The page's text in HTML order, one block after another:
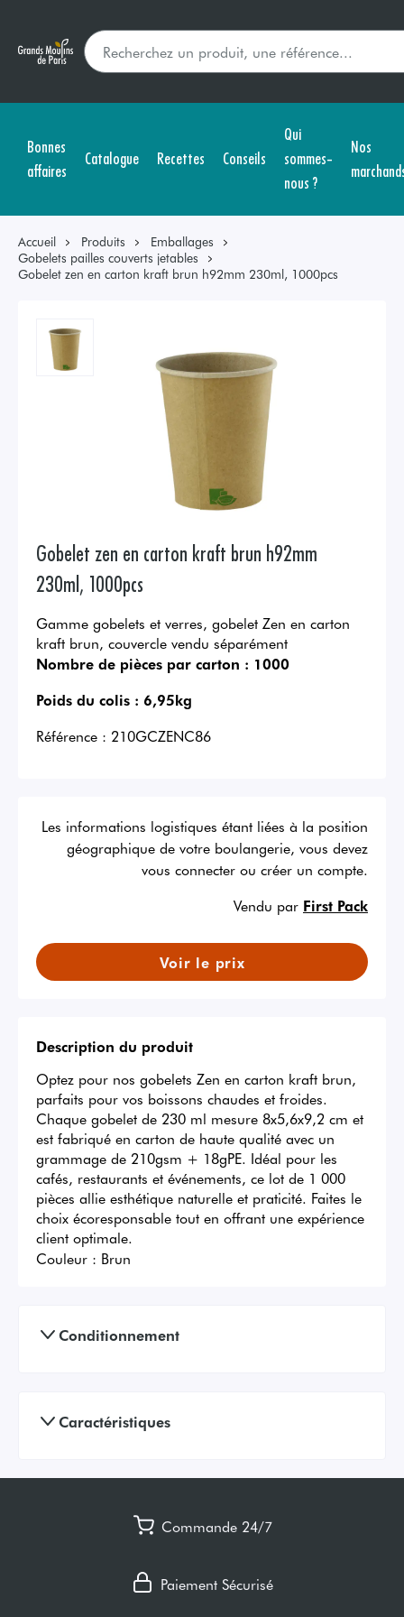
Bonnes
affaires
Catalogue Recettes Conseils
Qui
sommes-
nous ?
Nos
Accueil Produits
Emballages
Gobelets pailles couverts jetables
Gobelet zen en carton kraft brun h92mm 230ml, 1000pcs
Gobelet zen en carton kraft brun h92mm
230ml, 1000pcs
Gamme gobelets et verres, gobelet Zen en carton
kraft brun, couvercle vendu séparément
Nombre de pièces par carton : 1000
Poids du colis : 6,95kg
Référence : 210GCZENC86
Les informations logistiques étant liées à la position
géographique de votre boulangerie, vous devez
vous connecter ou créer un compte.
Vendu par First Pack
Voir le prix
Description du produit
Optez pour nos gobelets Zen en carton kraft brun,
parfaits pour vos boissons chaudes et froides.
Chaque gobelet de 230 ml mesure 8x5,6x9,2 cm et
est fabriqué en carton de haute qualité avec un
grammage de 210gsm + 18gPE. Idéal pour les
cafés, restaurants et événements, ce lot de 1 000
pièces allie esthétique naturelle et praticité. Faites le
choix écoresponsable tout en offrant une expérience
client optimale.
Couleur : Brun
Conditionnement
Caractéristiques
Commande 24/7
Paiement Sécurisé